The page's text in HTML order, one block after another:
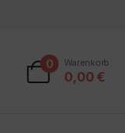
0 Warenkorb
0,00 €